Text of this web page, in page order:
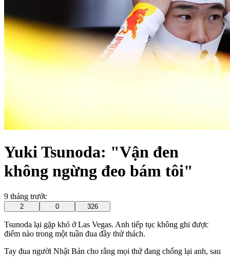
Yuki Tsunoda: "Vận đen
không ngừng đeo bám tôi"
9 tháng trước
2 0 326
Tsunoda lại gặp khó ở Las Vegas. Anh tiếp tục không ghi được
điểm nào trong một tuần đua đầy thử thách.
Tay đua người Nhật Bản cho rằng mọi thứ đang chống lại anh, sau